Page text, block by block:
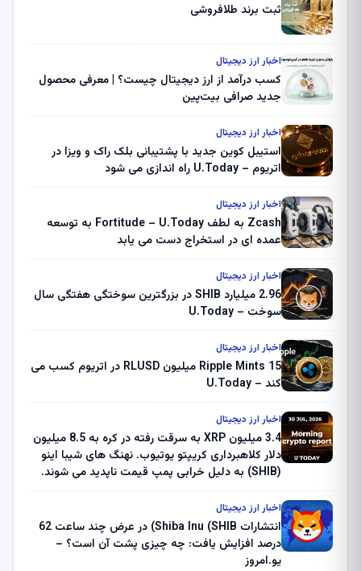
ثبت برند طلافروشی
اخبار ارز دیجیتال
کسب درآمد از ارز دیجیتال چیست؟ | معرفی محصول
جدید صرافی بیت‌پین
اخبار ارز دیجیتال
استیبل کوین جدید با پشتیبانی بلک راک و ویزا در
اتریوم – U.Today راه اندازی می شود
اخبار ارز دیجیتال
Zcash به لطف Fortitude – U.Today به توسعه
عمده ای در استخراج دست می یابد
اخبار ارز دیجیتال
2.96 میلیارد SHIB در بزرگترین سوختگی هفتگی سال
سوخت – U.Today
اخبار ارز دیجیتال
Ripple Mints 15 میلیون RLUSD در اتریوم کسب می
کند – U.Today
اخبار ارز دیجیتال
3.4 میلیون XRP به سرقت رفته در کره به 8.5 میلیون
دلار کلاهبرداری کریپتو یوتیوب. نهنگ های شیبا اینو
(SHIB) به دلیل خرابی پمپ قیمت ناپدید می شوند.
ثبت کرد – گزارش کریپتو صبح – U.Today
اخبار ارز دیجیتال
انتشارات Shiba Inu (SHIB) در عرض چند ساعت 62
درصد افزایش یافت: چه چیزی پشت آن است؟ –
یو.امروز